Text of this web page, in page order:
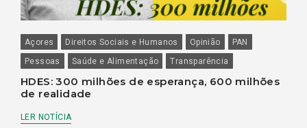
Açores Direitos Sociais e Humanos Opinião
PAN
Pessoas
Saúde e Alimentação Transparência
HDES: 300 milhões de esperança, 600 milhões
de realidade
LER NOTÍCIA